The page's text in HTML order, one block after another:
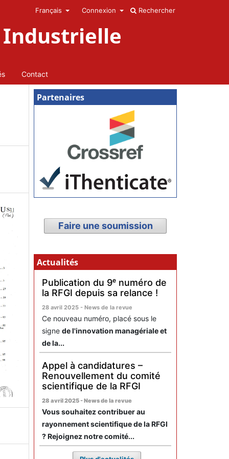
Industrielle
Contact
Rechercher
Français Connexion
Partenaires
Faire une soumission
Actualités
Publication du 9ᵉ numéro de
la RFGI depuis sa relance !
28 avril 2025 - News de la revue
Ce nouveau numéro, placé sous le
signe de l'innovation managériale et
de la...
Appel à candidatures –
Renouvellement du comité
scientifique de la RFGI
28 avril 2025 - News de la revue
Vous souhaitez contribuer au
rayonnement scientifique de la RFGI
? Rejoignez notre comité...